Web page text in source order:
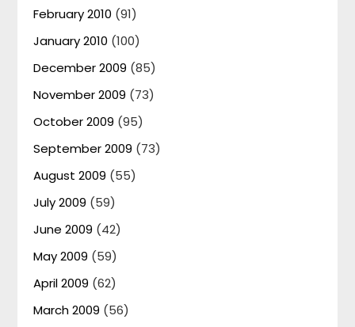
February 2010 (91)
January 2010 (100)
December 2009 (85)
November 2009 (73)
October 2009 (95)
September 2009 (73)
August 2009 (55)
July 2009 (59)
June 2009 (42)
May 2009 (59)
April 2009 (62)
March 2009 (56)